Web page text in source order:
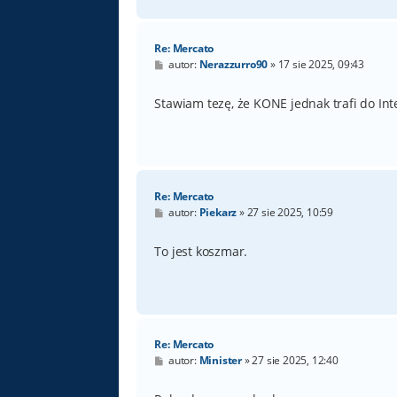
Re: Mercato
P
t
autor: Nerazzurro90» 17 sie 2025, 09:43
Stawiam tezę, że KONE jednak trafi do
Re: Mercato
P
t
autor: Piekarz»27 sie 2025, 10:59
To jest koszmar.
Re: Mercato
Pautor: Minister»27 sie 2025, 12:40